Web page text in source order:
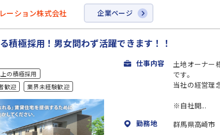
ーション株式会社 企業ページ
積極採用！男女問わず活躍できます！！
の積極採用
歓迎
業界未経験歓迎
仕事内容
土地オーナー
です。
当社の経営理
※自社開...
勤務地
群馬県高崎市